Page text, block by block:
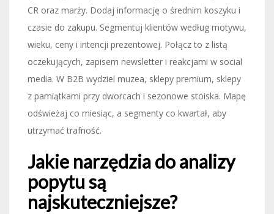
CR oraz marży. Dodaj informację o średnim koszyku i
czasie do zakupu. Segmentuj klientów według motywu,
wieku, ceny i intencji prezentowej. Połącz to z listą
oczekujących, zapisem newsletter i reakcjami w social
media. W B2B wydziel muzea, sklepy premium, sklepy
z pamiątkami przy dworcach i sezonowe stoiska. Mapę
odświeżaj co miesiąc, a segmenty co kwartał, aby
utrzymać trafność.
Jakie narzędzia do analizy
popytu są
najskuteczniejsze?